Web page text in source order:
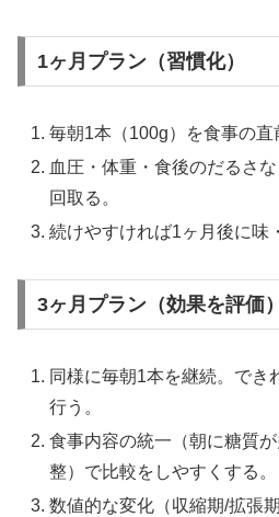
1ヶ月プラン（習慣化）
毎朝1本（100g）を食事の直
血圧・体重・食後のだるさ
回取る。
続けやすければ1ヶ月後に味
3ヶ月プラン（効果を評価）
同様に毎朝1本を継続。でき
行う。
食事内容の統一（朝に糖質
整）で比較をしやすくする。
数値的な変化（収縮期/拡張